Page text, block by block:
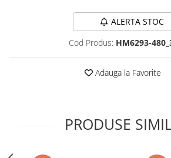
ALERTA STOC
Cod Produs: HM6293-
Adauga la Favorite
PRODUSE